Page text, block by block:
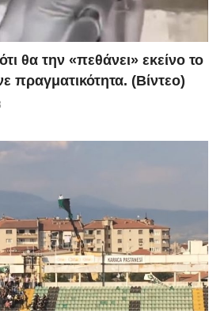
θα την «πεθάνει» εκείνο το
πραγματικότητα. (Βίντεο)